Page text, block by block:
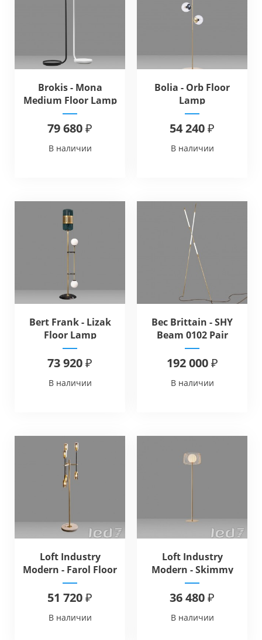
Brokis - Mona
Medium Floor Lamp
79 680 ₽
В наличии
Bolia - Orb Floor
Lamp
54 240 ₽
В наличии
Bert Frank - Lizak
Floor Lamp
73 920 ₽
В наличии
Bec Brittain - SHY
Beam 0102 Pair
192 000 ₽
В наличии
Loft Industry
Modern - Farol Floor
51 720 ₽
В наличии
Loft Industry
Modern - Skimmy
Light Floor
36 480 ₽
В наличии